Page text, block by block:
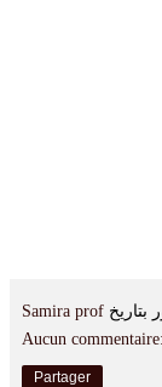
Samira prof
Aucun commentaire:
Partager